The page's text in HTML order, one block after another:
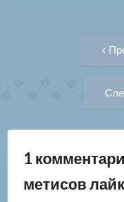
Навигация
1
метисов